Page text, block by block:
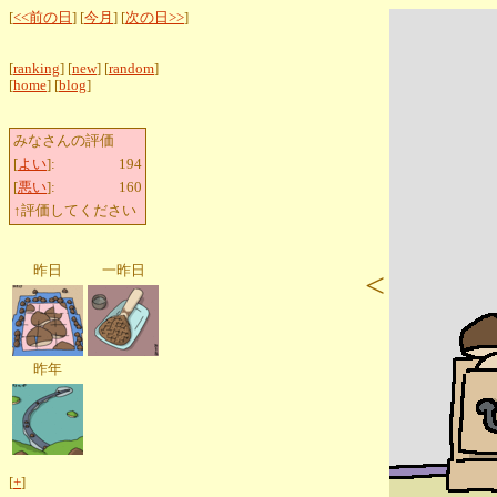
[<<前の日 ] [今月 ] [次の日>>]
[ranking] [new] [random]
[home] [blog]
みなさんの評価
[よい]:
194
[悪い]:
160
↑評価してください
昨日 一昨日
昨年
[+]
<